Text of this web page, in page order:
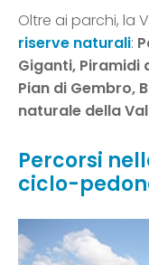
Oltre ai parchi, la
riserve naturali:
Giganti, Piramidi
Pian di Gembro,
naturale della
Percorsi
ciclo-